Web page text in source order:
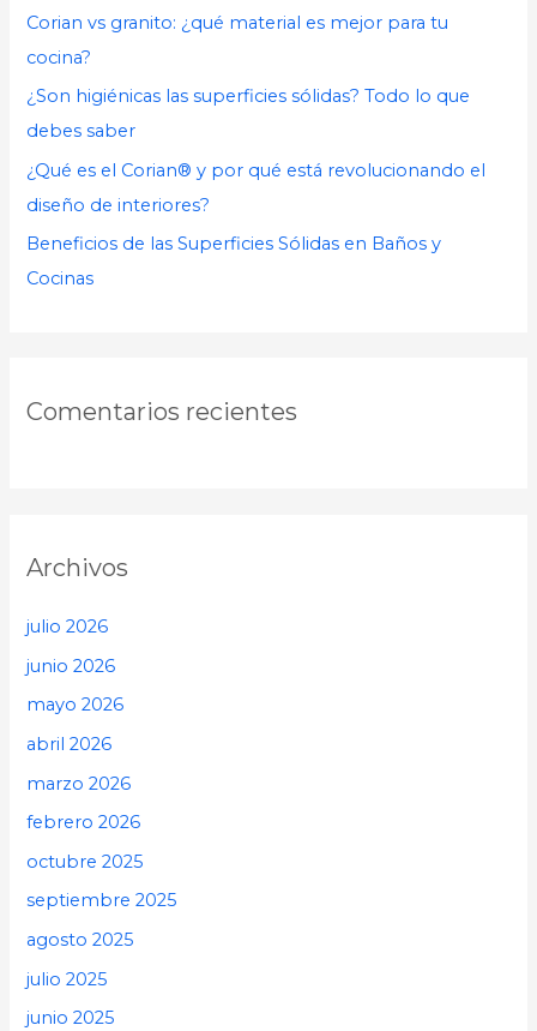
r
:
Corian vs granito: ¿qué material es mejor para tu
cocina?
¿Son higiénicas las superficies sólidas? Todo lo que
debes saber
¿Qué es el Corian® y por qué está revolucionando el
diseño de interiores?
Beneficios de las Superficies Sólidas en Baños y
Cocinas
Comentarios recientes
Archivos
julio 2026
junio 2026
mayo 2026
abril 2026
marzo 2026
febrero 2026
octubre 2025
septiembre 2025
agosto 2025
julio 2025
junio 2025